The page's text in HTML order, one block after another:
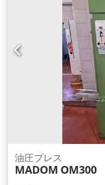
油圧プレス
MADOM OM300